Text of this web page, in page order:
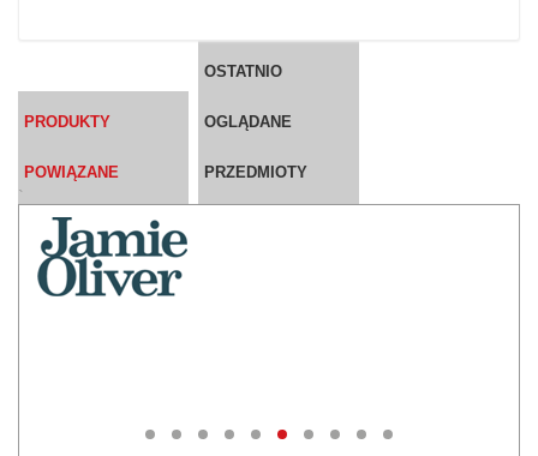
PRODUKTY
POWIĄZANE
OSTATNIO
OGLĄDANE
PRZEDMIOTY
`